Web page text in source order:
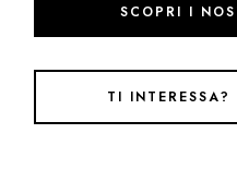
SCOPRI I
TI